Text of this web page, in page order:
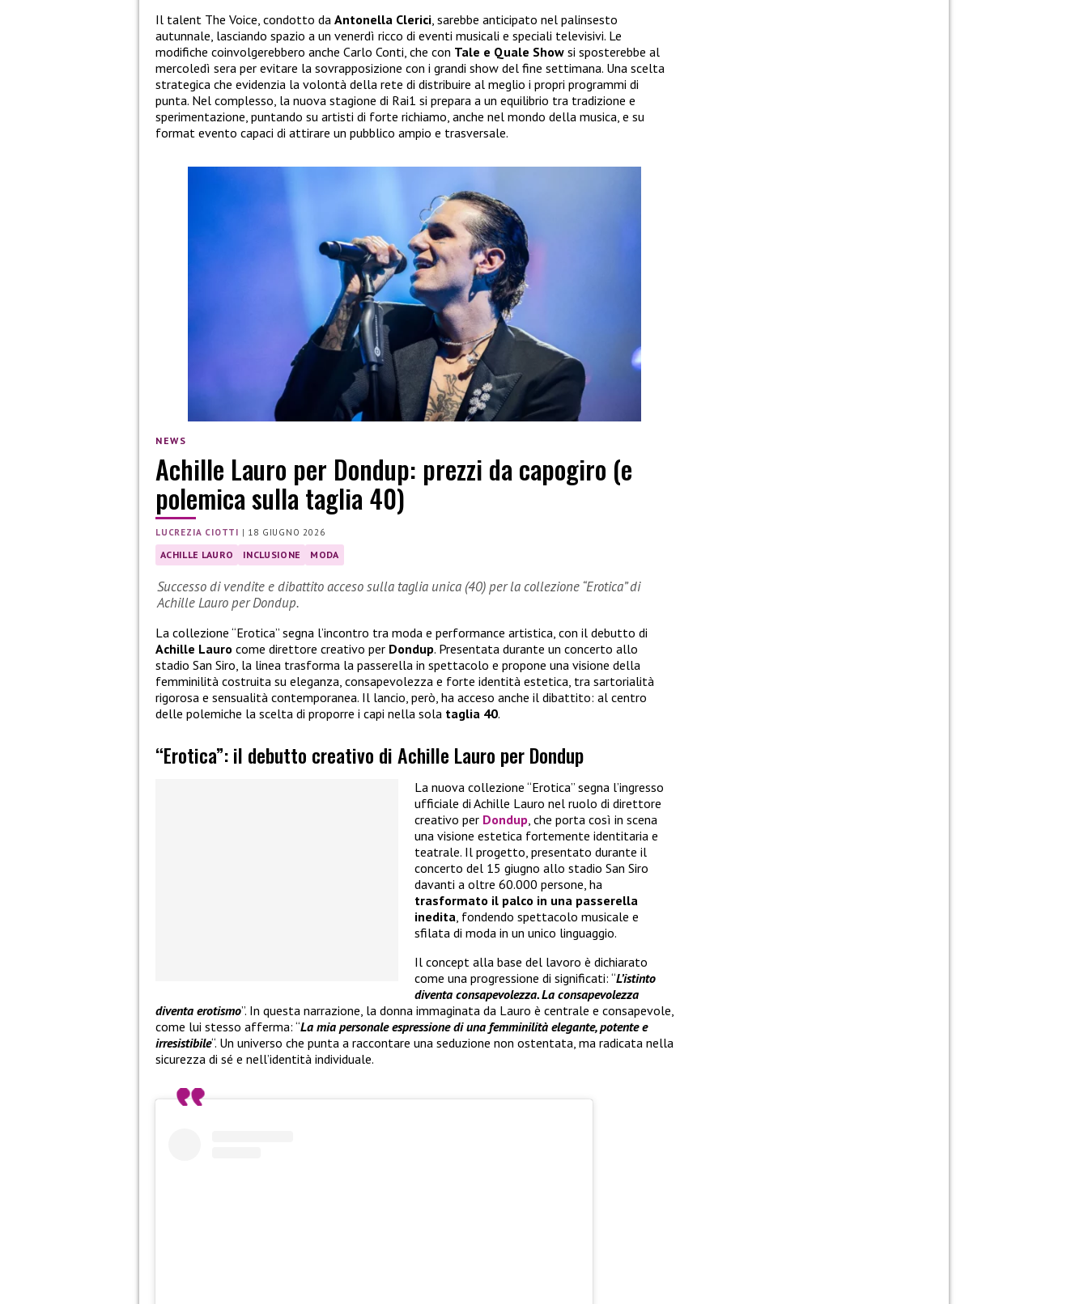
Il talent The Voice, condotto da Antonella Clerici, sarebbe anticipato nel palinsesto
autunnale, lasciando spazio a un venerdì ricco di eventi musicali e speciali televisivi. Le
modifiche coinvolgerebbero anche Carlo Conti, che con Tale e Quale Show si sposterebbe al
mercoledì sera per evitare la sovrapposizione con i grandi show del fine settimana. Una scelta
strategica che evidenzia la volontà della rete di distribuire al meglio i propri programmi di
punta. Nel complesso, la nuova stagione di Rai1 si prepara a un equilibrio tra tradizione e
sperimentazione, puntando su artisti di forte richiamo, anche nel mondo della musica, e su
format evento capaci di attirare un pubblico ampio e trasversale.
NEWS
Achille Lauro per Dondup: prezzi da capogiro (e
polemica sulla taglia 40)
LUCREZIA CIOTTI | 18 GIUGNO 2026
ACHILLE LAURO INCLUSIONE MODA
Successo di vendite e dibattito acceso sulla taglia unica (40) per la collezione “Erotica” di
Achille Lauro per Dondup.
La collezione “Erotica” segna l’incontro tra moda e performance artistica, con il debutto di
Achille Lauro come direttore creativo per Dondup. Presentata durante un concerto allo
stadio San Siro, la linea trasforma la passerella in spettacolo e propone una visione della
femminilità costruita su eleganza, consapevolezza e forte identità estetica, tra sartorialità
rigorosa e sensualità contemporanea. Il lancio, però, ha acceso anche il dibattito: al centro
delle polemiche la scelta di proporre i capi nella sola taglia 40.
“Erotica”: il debutto creativo di Achille Lauro per Dondup
La nuova collezione “Erotica” segna l’ingresso
ufficiale di Achille Lauro nel ruolo di direttore
creativo per Dondup, che porta così in scena
una visione estetica fortemente identitaria e
teatrale. Il progetto, presentato durante il
concerto del 15 giugno allo stadio San Siro
davanti a oltre 60.000 persone, ha
trasformato il palco in una passerella
inedita, fondendo spettacolo musicale e
sfilata di moda in un unico linguaggio.
Il concept alla base del lavoro è dichiarato
come una progressione di significati: “L’istinto
diventa consapevolezza. La consapevolezza
diventa erotismo”. In questa narrazione, la donna immaginata da Lauro è centrale e consapevole,
come lui stesso afferma: “La mia personale espressione di una femminilità elegante, potente e
irresistibile“. Un universo che punta a raccontare una seduzione non ostentata, ma radicata nella
sicurezza di sé e nell’identità individuale.